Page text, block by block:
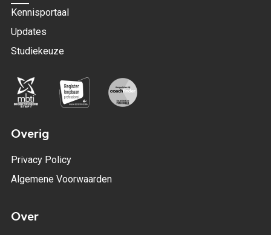
Kennisportaal
Updates
Studiekeuze
Overig
Privacy Policy
Algemene Voorwaarden
Over